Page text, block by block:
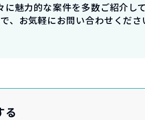
魅力的な案件を多数ご紹介して
、お気軽にお問い合わせくださ
る